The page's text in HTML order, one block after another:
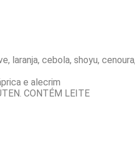
laranja, cebola, shoyu,
e alecrim
CONTÉM LEITE